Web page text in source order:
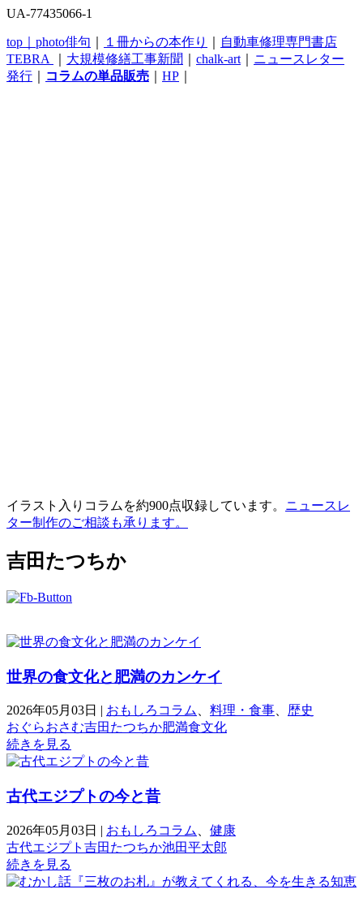
UA-77435066-1
top｜ photo俳句 １冊からの本作り
自動車修理専門書店
TEBRA
大規模修繕工事新聞 chalk-art
ニュースレター
発行
コラムの単品販売 HP
イラスト入りコラムを約900点収録しています。 ニュースレ
ター制作のご相談も承ります。
吉田たつちか
世界の食文化と肥満のカンケイ
2026年05月03日 | おもしろコラム 料理・食事
歴史
おぐらおさむ吉田たつちか肥満食文化
続きを見る
古代エジプトの今と昔
2026年05月03日 | おもしろコラム
健康
古代エジプト 吉田たつちか池田平太郎
続きを見る